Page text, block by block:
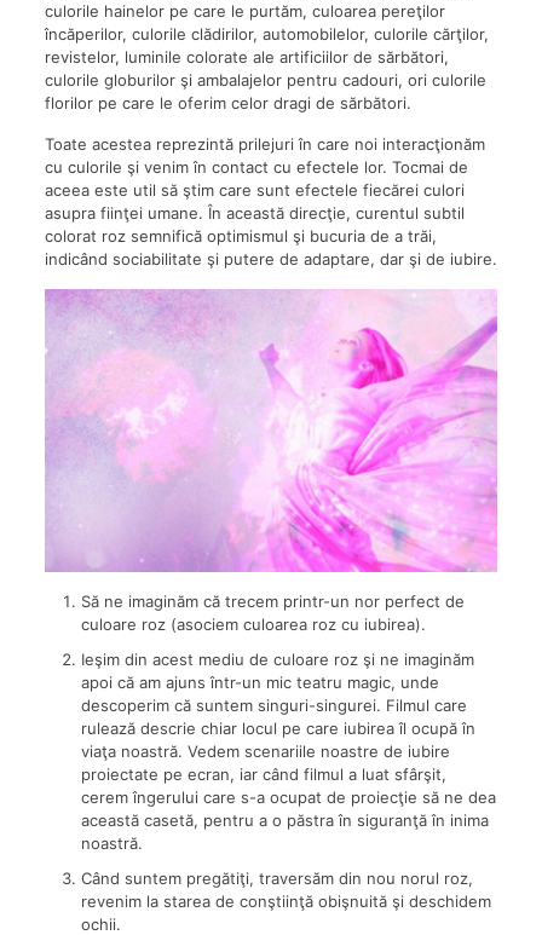
culorile hainelor pe care le purtăm, culoarea pereţilor
încăperilor, culorile clădirilor, automobilelor, culorile cărţilor,
revistelor, luminile colorate ale artificiilor de sărbători,
culorile globurilor şi ambalajelor pentru cadouri, ori culorile
florilor pe care le oferim celor dragi de sărbători.
Toate acestea reprezintă prilejuri în care noi interacţionăm
cu culorile şi venim în contact cu efectele lor. Tocmai de
aceea este util să ştim care sunt efectele fiecărei culori
asupra fiinţei umane. În această direcţie, curentul subtil
colorat roz semnifică optimismul şi bucuria de a trăi,
indicând sociabilitate şi putere de adaptare, dar şi de iubire.
Să ne imaginăm că trecem printr-un nor perfect de
culoare roz (asociem culoarea roz cu iubirea).
Ieşim din acest mediu de culoare roz şi ne imaginăm
apoi că am ajuns într-un mic teatru magic, unde
descoperim că suntem singuri-singurei. Filmul care
rulează descrie chiar locul pe care iubirea îl ocupă în
viaţa noastră. Vedem scenariile noastre de iubire
proiectate pe ecran, iar când filmul a luat sfârşit,
cerem îngerului care s-a ocupat de proiecţie să ne dea
această casetă, pentru a o păstra în siguranţă în inima
noastră.
Când suntem pregătiţi, traversăm din nou norul roz,
revenim la starea de conştiinţă obişnuită şi deschidem
ochii.